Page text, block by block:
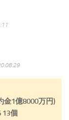
金1億8000万円)
13個